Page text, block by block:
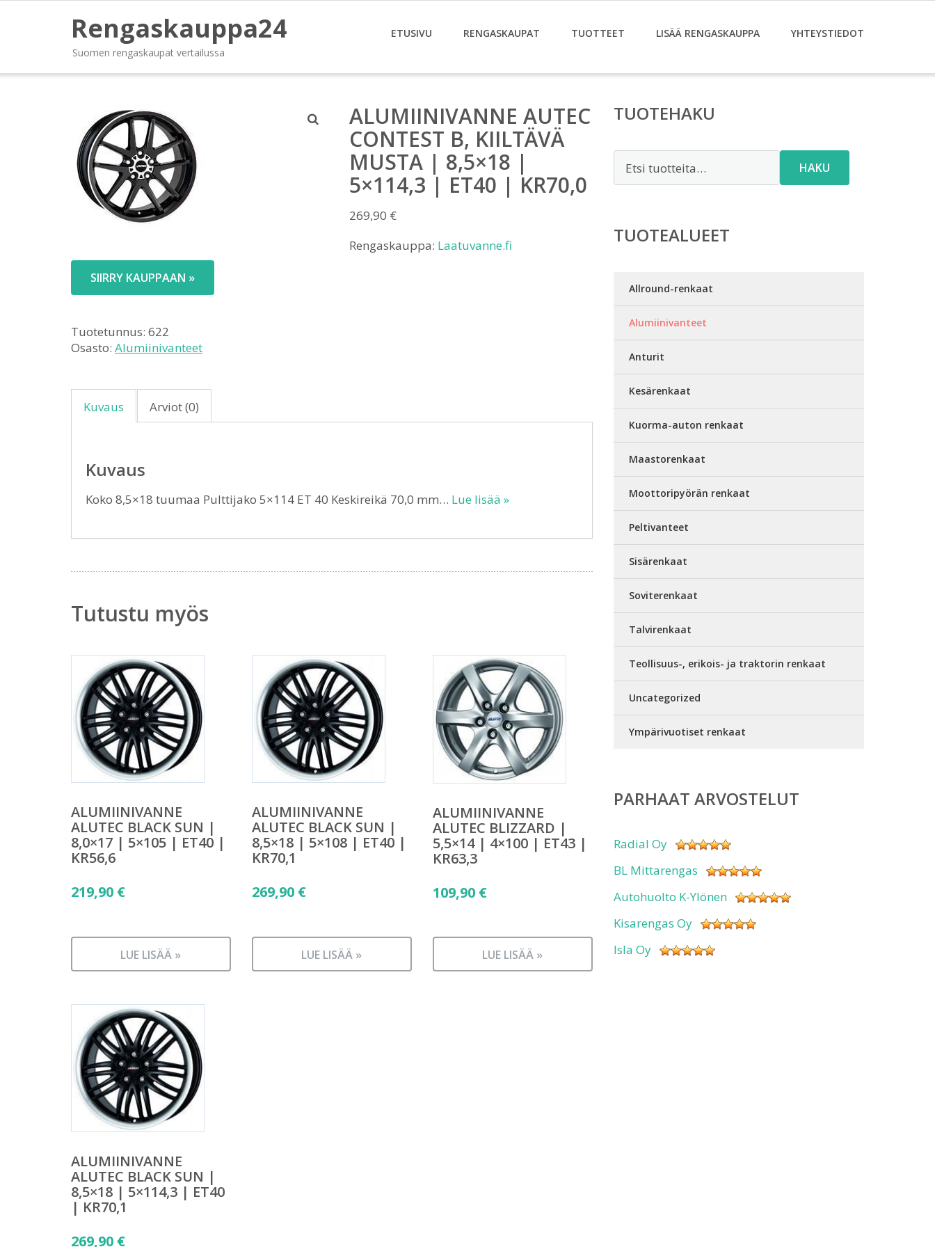
Rengaskauppa24
Suomen rengaskaupat vertailussa
ETUSIVU RENGASKAUPAT TUOTTEET LISÄÄ RENGASKAUPPA YHTEYSTIEDOT
ALUMIINIVANNE AUTEC
CONTEST B, KIILTÄVÄ
MUSTA | 8,5×18 |
5×114,3 | ET40 | KR70,0
269,90 €
Rengaskauppa: Laatuvanne.fi
SIIRRY KAUPPAAN »
Tuotetunnus: 622
Osasto: Alumiinivanteet
Kuvaus Arviot (0)
Kuvaus
Koko 8,5×18 tuumaa Pulttijako 5×114 ET 40 Keskireikä 70,0 mm… Lue lisää »
Tutustu myös
ALUMIINIVANNE
ALUTEC BLACK SUN |
8,0×17 | 5×105 | ET40 |
KR56,6
219,90 €
LUE LISÄÄ »
ALUMIINIVANNE
ALUTEC BLACK SUN |
8,5×18 | 5×108 | ET40 |
KR70,1
269,90 €
LUE LISÄÄ »
ALUMIINIVANNE
ALUTEC BLIZZARD |
5,5×14 | 4×100 | ET43 |
KR63,3
109,90 €
LUE LISÄÄ »
ALUMIINIVANNE
ALUTEC BLACK SUN |
8,5×18 | 5×114,3 | ET40
| KR70,1
269,90 €
TUOTEHAKU
HAKU
TUOTEALUEET
Allround-renkaat
Alumiinivanteet
Anturit
Kesärenkaat
Kuorma-auton renkaat
Maastorenkaat
Moottoripyörän renkaat
Peltivanteet
Sisärenkaat
Soviterenkaat
Talvirenkaat
Teollisuus-, erikois- ja traktorin renkaat
Uncategorized
Ympärivuotiset renkaat
PARHAAT ARVOSTELUT
Radial Oy
BL Mittarengas
Autohuolto K-Ylönen
Kisarengas Oy
Isla Oy